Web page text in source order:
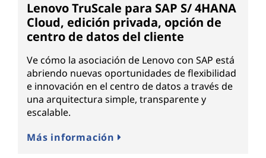
Lenovo TruScale para SAP S/ 4HANA
Cloud, edición privada, opción de
centro de datos del cliente
Ve cómo la asociación de Lenovo con SAP está
abriendo nuevas oportunidades de flexibilidad
e innovación en el centro de datos a través de
una arquitectura simple, transparente y
escalable.
Más información